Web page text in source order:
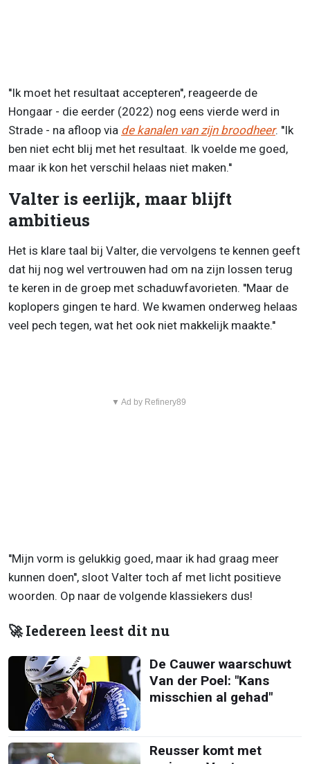
''Ik moet het resultaat accepteren'', reageerde de
Hongaar - die eerder (2022) nog eens vierde werd in
Strade - na afloop via de kanalen van zijn broodheer. ''Ik
ben niet echt blij met het resultaat. Ik voelde me goed,
maar ik kon het verschil helaas niet maken.''
Valter is eerlijk, maar blijft
ambitieus
Het is klare taal bij Valter, die vervolgens te kennen geeft
dat hij nog wel vertrouwen had om na zijn lossen terug
te keren in de groep met schaduwfavorieten. ''Maar de
koplopers gingen te hard. We kwamen onderweg helaas
veel pech tegen, wat het ook niet makkelijk maakte.''
▼ Ad by Refinery89
''Mijn vorm is gelukkig goed, maar ik had graag meer
kunnen doen'', sloot Valter toch af met licht positieve
woorden. Op naar de volgende klassiekers dus!
🚀 Iedereen leest dit nu
De Cauwer waarschuwt
Van der Poel: "Kans
misschien al gehad"
Reusser komt met